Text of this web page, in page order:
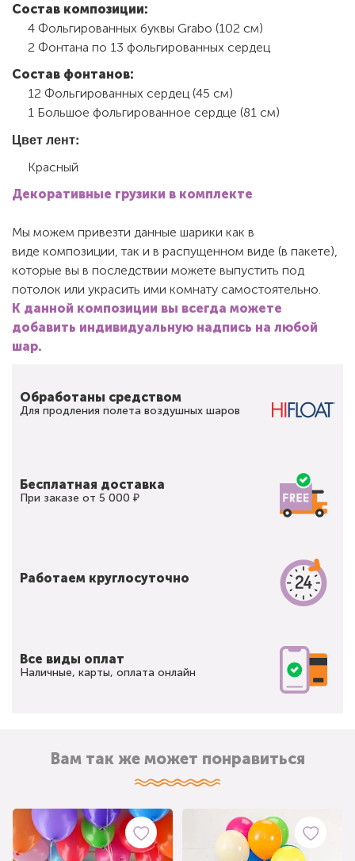
Состав композиции:
4 Фольгированных буквы Grabo (102 см)
2 Фонтана по 13 фольгированных сердец
Состав фонтанов:
12 Фольгированных сердец (45 см)
1 Большое фольгированное сердце (81 см)
Цвет лент:
Красный
Декоративные грузики в комплекте
Мы можем привезти данные шарики как в
виде композиции, так и в распущенном виде (в пакете),
которые вы в последствии можете выпустить под
потолок или украсить ими комнату самостоятельно.
К данной композиции вы всегда можете
добавить индивидуальную надпись на любой
шар.
Обработаны средством
Для продления полета воздушных шаров
Бесплатная доставка
При заказе от 5 000 ₽
Работаем круглосуточно
Все виды оплат
Наличные, карты, оплата онлайн
Вам так же может понравиться